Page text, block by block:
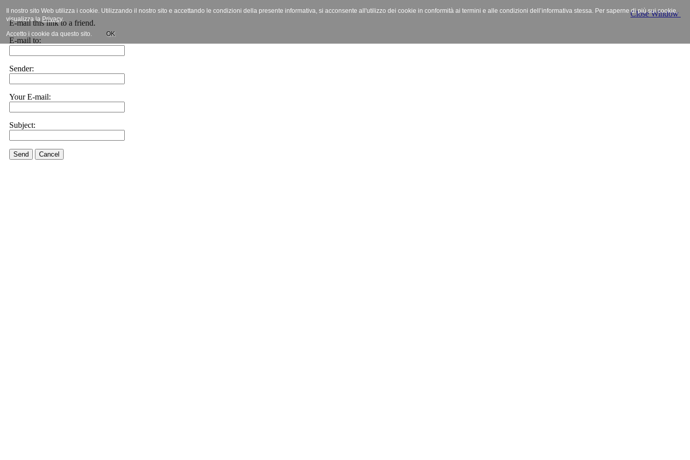
Close Window
E-mail this link to a friend.
E-mail to:
Sender:
Your E-mail:
Subject:
Send Cancel
Il nostro sito Web utilizza i cookie. Utilizzando il nostro sito e accettando le condizioni della presente informativa, si acconsente all'utilizzo dei cookie in conformità ai termini e alle condizioni dell’informativa stessa. Per saperne di più sui cookie,
visualizza la Privacy.
Accetto i cookie da questo sito. OK